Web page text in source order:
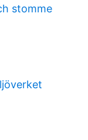
stomme